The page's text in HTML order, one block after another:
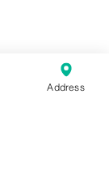
Address